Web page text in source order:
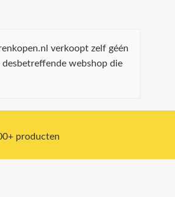
verkoopt zelf géén
webshop die
producten